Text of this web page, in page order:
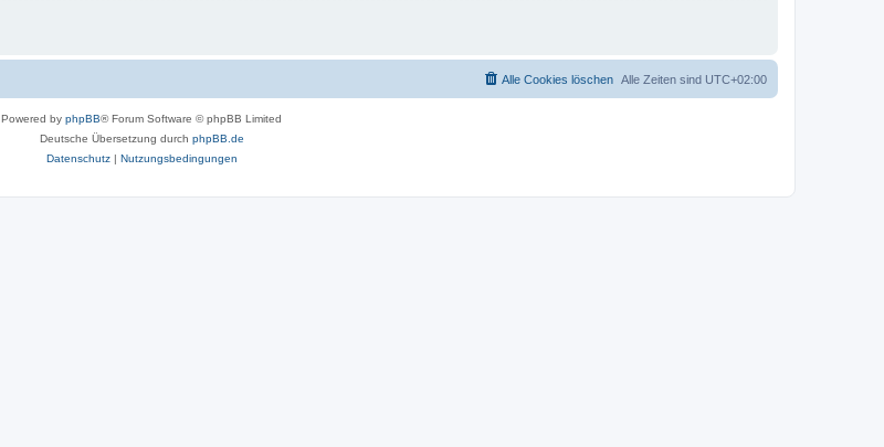
Alle Zeiten sind UTC+02:00
Alle Cookies löschen
Powered by phpBB® Forum Software © phpBB Limited
Deutsche Übersetzung durch phpBB.de
Datenschutz| Nutzungsbedingungen